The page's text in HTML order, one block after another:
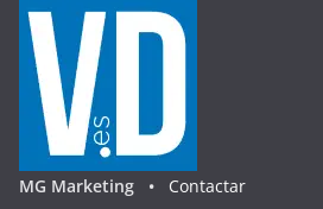
MG Marketing • Contactar